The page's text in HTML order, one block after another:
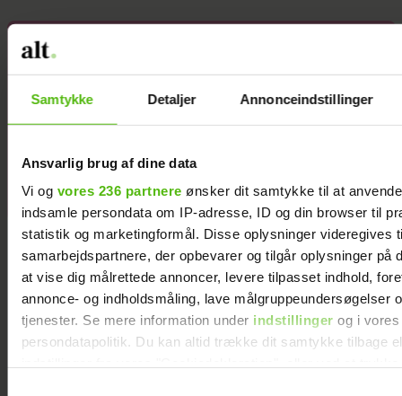
Samtykke Detaljer Annonceindstillinger
Ansvarlig brug af dine data
Vi og vores 236 partnere ønsker dit samtykke til at
indsamle persondata om IP-adresse, ID og din browser til
statistik og marketingformål. Disse oplysninger videregives
samarbejdspartnere, der opbevarer og tilgår oplysninger på
at vise dig målrettede annoncer, levere tilpasset indhold,
annonce- og indholdsmåling, lave målgruppeundersøgelser
tjenester. Se mere information under indstillinger og i vores
persondatapolitik. Du kan altid trække dit samtykke tilbage
12 stjernetegn